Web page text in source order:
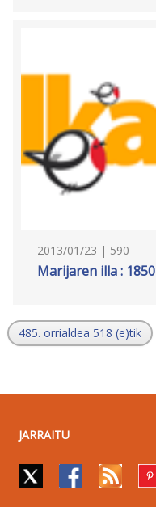
2013/01/23 | 590
Marijaren illa : 1850
485. orrialdea 518 (e)tik
JARRAITU